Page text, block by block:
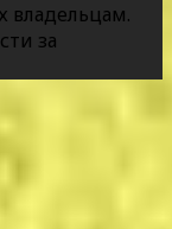
владельцам.
за